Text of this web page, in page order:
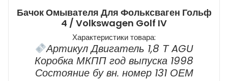
Бачок Омывателя Для Фольксваген Гольф
4 / Volkswagen Golf IV
Характеристики товара:
Артикул Двигатель 1,8 Т AGU
Коробка МКПП год выпуска 1998
Состояние бу вн. номер 131 ОЕМ